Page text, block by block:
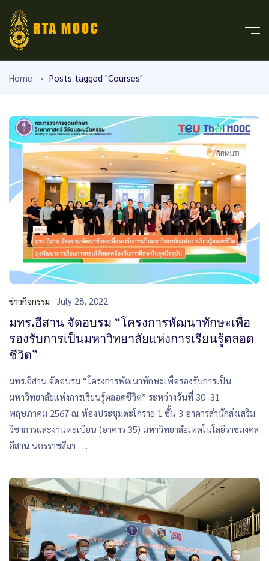
Home Posts tagged "Courses"
ข่าวกิจกรรม July 28, 2022
มทร.อีสาน จัดอบรม “โครงการพัฒนาทักษะเพื่อ
รองรับการเป็นมหาวิทยาลัยแห่งการเรียนรู้ตลอด
ชีวิต”
มทร.อีสาน จัดอบรม “โครงการพัฒนาทักษะเพื่อรองรับการเป็น
มหาวิทยาลัยแห่งการเรียนรู้ตลอดชีวิต” ระหว่างวันที่ 30–31
พฤษภาคม 2567 ณ ห้องประชุมตะโกราย 1 ชั้น 3 อาคารสำนักส่งเสริม
วิชาการและงานทะเบียน (อาคาร 35) มหาวิทยาลัยเทคโนโลยีราชมงคล
อีสาน นครราชสีมา . ...